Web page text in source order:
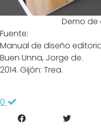
Demo
Fuente:
Manual de diseño
Buen Unna, Jorge de.
2014. Gijón: Trea.
0